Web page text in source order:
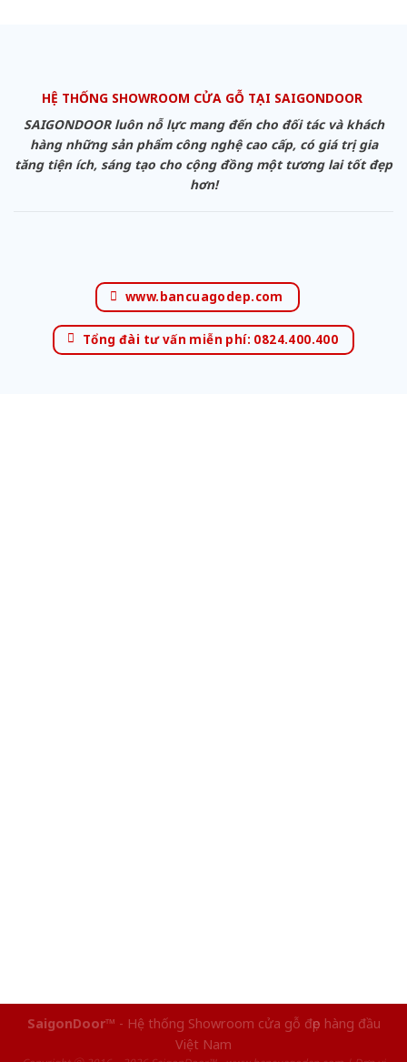
HỆ THỐNG SHOWROOM CỬA GỖ TẠI SAIGONDOOR
SAIGONDOOR luôn nỗ lực mang đến cho đối tác và khách
hàng những sản phẩm công nghệ cao cấp, có giá trị gia
tăng tiện ích, sáng tạo cho cộng đồng một tương lai tốt đẹp
hơn!
www.bancuagodep.com
Tổng đài tư vấn miễn phí: 0824.400.400
SaigonDoor™ - Hệ thống Showroom cửa gỗ đẹp hàng đầu
Việt Nam